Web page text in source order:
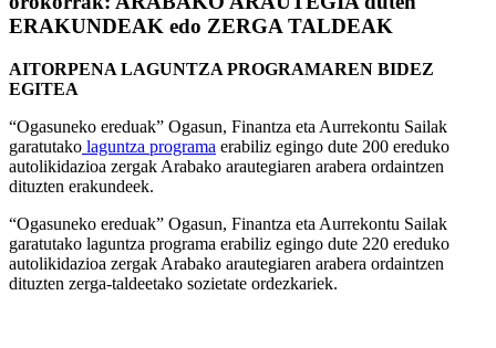
ERAKUNDEAK edo ZERGA TALDEAK
AITORPENA LAGUNTZA PROGRAMAREN BIDEZ
EGITEA
“Ogasuneko ereduak” Ogasun, Finantza eta Aurrekontu Sailak
garatutako laguntza programa erabiliz egingo dute 200 ereduko
autolikidazioa zergak Arabako arautegiaren arabera ordaintzen
dituzten erakundeek.
“Ogasuneko ereduak” Ogasun, Finantza eta Aurrekontu Sailak
garatutako laguntza programa erabiliz egingo dute 220 ereduko
autolikidazioa zergak Arabako arautegiaren arabera ordaintzen
dituzten zerga-taldeetako sozietate ordezkariek.